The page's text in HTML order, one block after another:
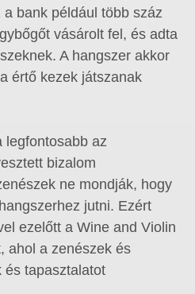
bank például több száz
vásárolt fel, és adta
A hangszer akkor
értő kezek játszanak
legfontosabb az
bizalom
ne mondják, hogy
jutni. Ezért
ezelőtt a Wine and Violin
ahol a zenészek és
és tapasztalatot